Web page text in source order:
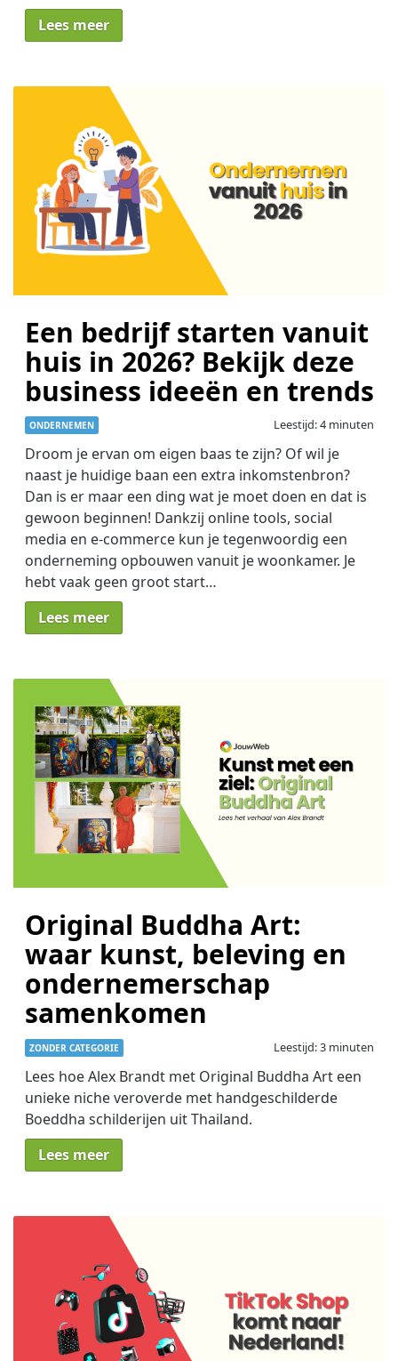
Lees meer
Een bedrijf starten vanuit
huis in 2026? Bekijk deze
business ideeën en trends
ONDERNEMEN Leestijd: 4 minuten
Droom je ervan om eigen baas te zijn? Of wil je
naast je huidige baan een extra inkomstenbron?
Dan is er maar een ding wat je moet doen en dat is
gewoon beginnen! Dankzij online tools, social
media en e-commerce kun je tegenwoordig een
onderneming opbouwen vanuit je woonkamer. Je
hebt vaak geen groot start…
Lees meer
Original Buddha Art:
waar kunst, beleving en
ondernemerschap
samenkomen
ZONDER CATEGORIE Leestijd: 3 minuten
Lees hoe Alex Brandt met Original Buddha Art een
unieke niche veroverde met handgeschilderde
Boeddha schilderijen uit Thailand.
Lees meer